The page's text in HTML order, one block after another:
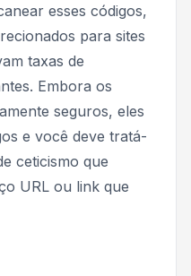
esses códigos,
para sites
taxas de
Embora os
seguros, eles
e você deve tratá-
ceticismo que
URL ou link que